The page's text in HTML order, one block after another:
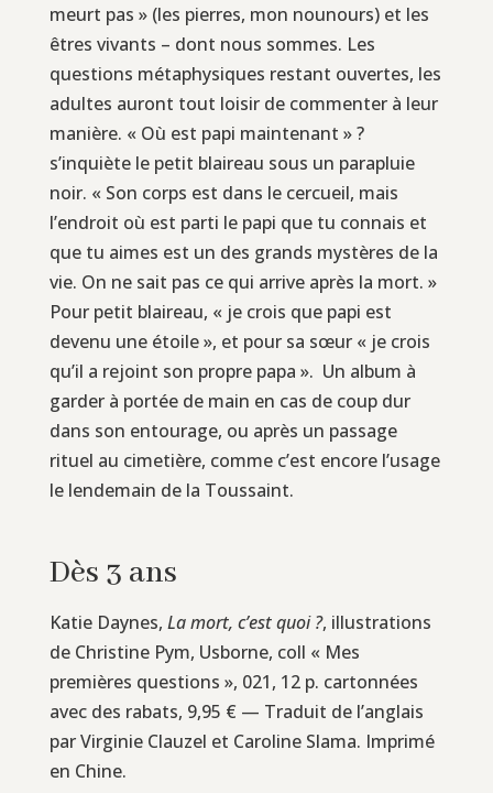
meurt pas » (les pierres, mon nounours) et les
êtres vivants – dont nous sommes. Les
questions métaphysiques restant ouvertes, les
adultes auront tout loisir de commenter à leur
manière. « Où est papi maintenant » ?
s’inquiète le petit blaireau sous un parapluie
noir. « Son corps est dans le cercueil, mais
l’endroit où est parti le papi que tu connais et
que tu aimes est un des grands mystères de la
vie. On ne sait pas ce qui arrive après la mort. »
Pour petit blaireau, « je crois que papi est
devenu une étoile », et pour sa sœur « je crois
qu’il a rejoint son propre papa ». Un album à
garder à portée de main en cas de coup dur
dans son entourage, ou après un passage
rituel au cimetière, comme c’est encore l’usage
le lendemain de la Toussaint.
Dès 3 ans
Katie Daynes, La mort, c’est quoi ?, illustrations
de Christine Pym, Usborne, coll « Mes
premières questions », 021, 12 p. cartonnées
avec des rabats, 9,95 € — Traduit de l’anglais
par Virginie Clauzel et Caroline Slama. Imprimé
en Chine.